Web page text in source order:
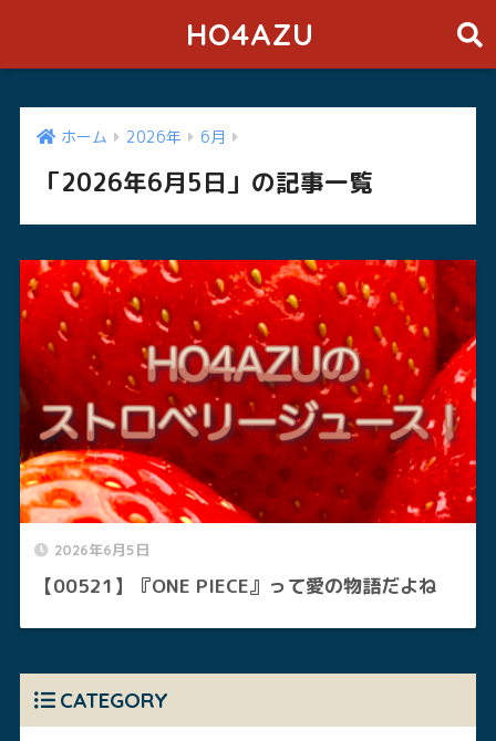
HO4AZU
ホーム 2026年 6月
「2026年6月5日」の記事一覧
2026年6月5日
【00521】『ONE PIECE』って愛の物語だよね
CATEGORY